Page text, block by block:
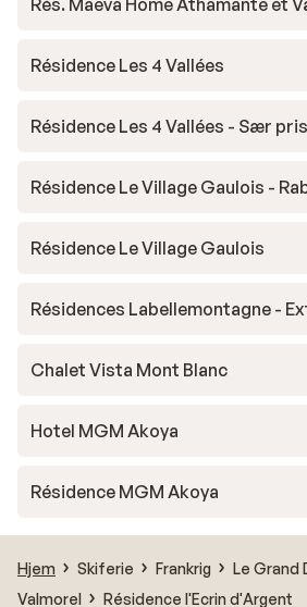
Rés. Maeva Home Athamante et
Résidence Les 4 Vallées
Résidence Les 4 Vallées - Sær pris
Résidence Le Village Gaulois -
Résidence Le Village Gaulois
Résidences Labellemontagne -
Chalet Vista Mont Blanc
Hotel MGM Akoya
Résidence MGM Akoya
Hjem Skiferie Frankrig
Le Grand
Valmorel
Résidence l'Ecrin d'Argent